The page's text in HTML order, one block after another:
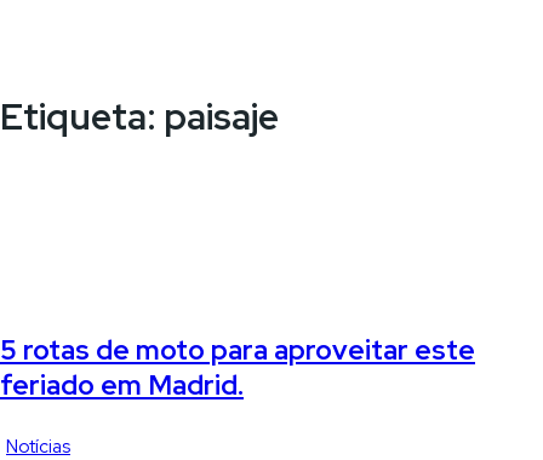
Etiqueta: paisaje
5 rotas de moto para aproveitar este
feriado em Madrid.
Notícias